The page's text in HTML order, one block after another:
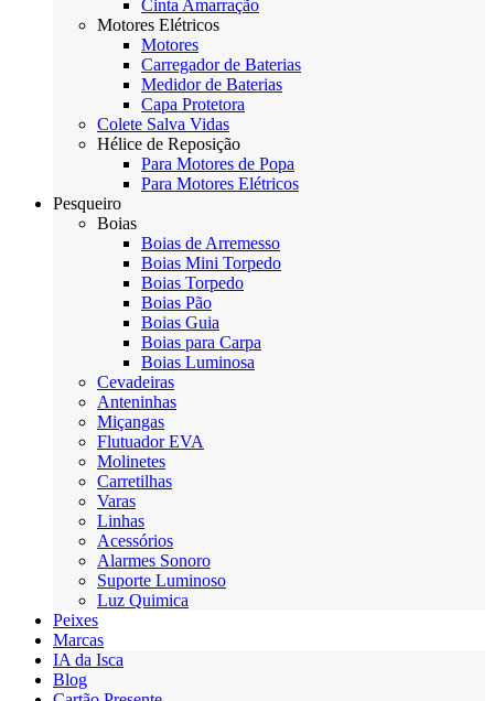
Cinta Amarração
Motores Elétricos
Motores
Carregador de Baterias
Medidor de Baterias
Capa Protetora
Colete Salva Vidas
Hélice de Reposição
Para Motores de Popa
Para Motores Elétricos
Pesqueiro
Boias
Boias de Arremesso
Boias Mini Torpedo
Boias Torpedo
Boias Pão
Boias Guia
Boias para Carpa
Boias Luminosa
Cevadeiras
Anteninhas
Miçangas
Flutuador EVA
Molinetes
Carretilhas
Varas
Linhas
Acessórios
Alarmes Sonoro
Suporte Luminoso
Luz Quimica
Peixes
Marcas
IA da Isca
Blog